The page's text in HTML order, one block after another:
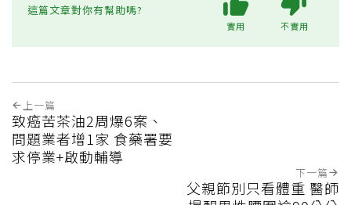
這篇文章對你有幫助嗎?
實用 不實用
上一篇
致癌苦茶油2周爆6案、
問題業者增1家 食藥署要
求停業+啟動輔導
下一篇
父親節別只看體重 醫師